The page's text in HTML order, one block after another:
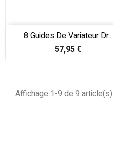
8 Guides De Variateur Dr...
Prix
57,95 €
Affichage 1-9 de 9 article(s)